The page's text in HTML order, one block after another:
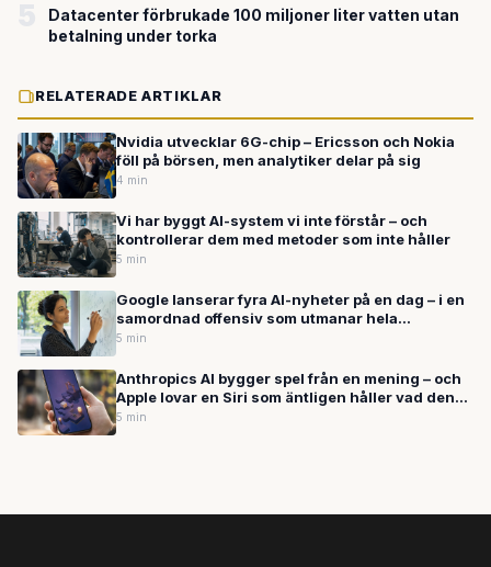
Datacenter förbrukade 100 miljoner liter vatten utan
betalning under torka
RELATERADE ARTIKLAR
Nvidia utvecklar 6G-chip – Ericsson och Nokia
föll på börsen, men analytiker delar på sig
4 min
Vi har byggt AI-system vi inte förstår – och
kontrollerar dem med metoder som inte håller
5 min
Google lanserar fyra AI-nyheter på en dag – i en
samordnad offensiv som utmanar hela
branschen
5 min
Anthropics AI bygger spel från en mening – och
Apple lovar en Siri som äntligen håller vad den
lovar
5 min